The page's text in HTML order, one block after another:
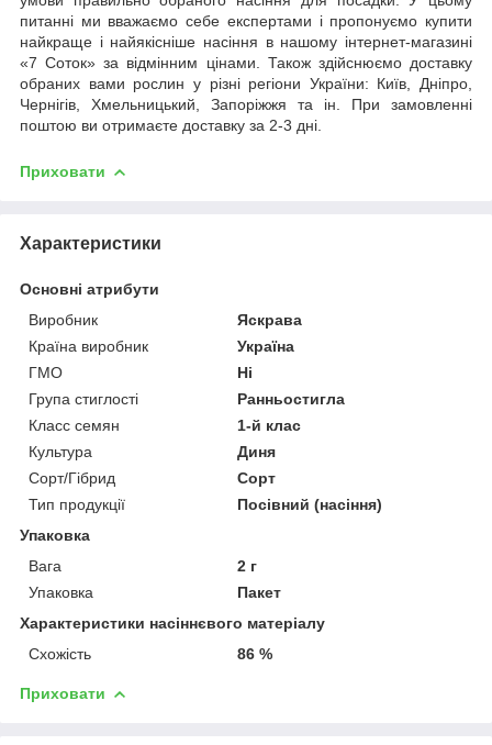
питанні ми вважаємо себе експертами і пропонуємо купити
найкраще і найякісніше насіння в нашому інтернет-магазині
«7 Соток» за відмінним цінами. Також здійснюємо доставку
обраних вами рослин у різні регіони України: Київ, Дніпро,
Чернігів, Хмельницький, Запоріжжя та ін. При замовленні
поштою ви отримаєте доставку за 2-3 дні.
Приховати
Характеристики
Основні атрибути
Виробник
Яскрава
Країна виробник
Україна
ГМО
Ні
Група стиглості
Ранньостигла
Класс семян
1-й клас
Культура
Диня
Сорт/Гібрид
Сорт
Тип продукції
Посівний (насіння)
Упаковка
Вага
2 г
Упаковка
Пакет
Характеристики насіннєвого матеріалу
Схожість
86 %
Приховати